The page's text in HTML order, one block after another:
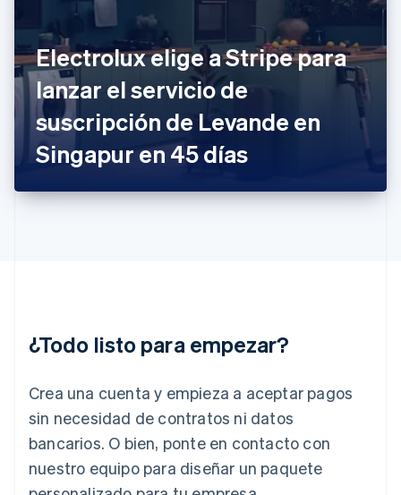
Electrolux elige a Stripe para
lanzar el servicio de
suscripción de Levande en
Singapur en 45 días
¿Todo listo para empezar?
Crea una cuenta y empieza a aceptar pagos
sin necesidad de contratos ni datos
bancarios. O bien, ponte en contacto con
nuestro equipo para diseñar un paquete
Finlandia
Svenska
Francia
FrançaisEnglish
Gibraltar
English
Grecia
English
Hungría
English
India
Letonia
English
Deutsch English
Lituania
English
Luxemburgo
FrançaisDeutsch English